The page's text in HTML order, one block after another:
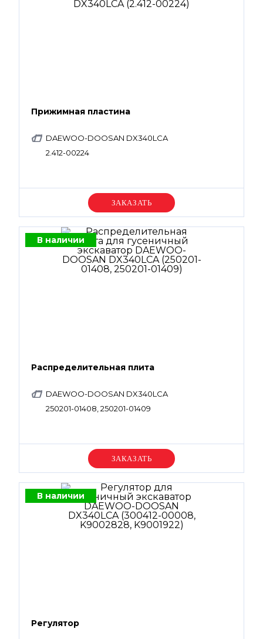
Прижимная пластина
DAEWOO-DOOSAN DX340LCA
2.412-00224
Уточняйте цену
В наличии
Распределительная плита
DAEWOO-DOOSAN DX340LCA
250201-01408, 250201-01409
Уточняйте цену
В наличии
Регулятор